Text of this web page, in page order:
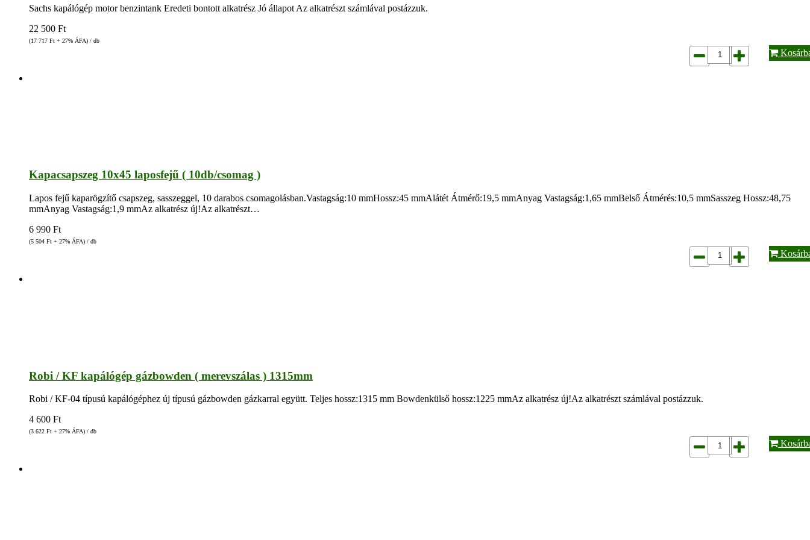
Sachs kapálógép motor benzintank Eredeti bontott alkatrész Jó állapot Az alkatrészt számlával postázzuk.
22 500 Ft
(17 717 Ft + 27% ÁFA) / db
Kapacsapszeg 10x45 laposfejű ( 10db/csomag )
Lapos fejű kaparögzítő csapszeg, sasszeggel, 10 darabos csomagolásban.Vastagság:10 mmHossz:45 mmAlátét Átmérő:19,5 mmAnyag Vastagság:1,65 mmBelső Átmérés:10,5 mmSasszeg Hossz:48,75
mmAnyag Vastagság:1,9 mmAz alkatrész új!Az alkatrészt…
6 990 Ft
(5 504 Ft + 27% ÁFA) / db
Robi / KF kapálógép gázbowden ( merevszálas ) 1315mm
Robi / KF-04 típusú kapálógéphez új típusú gázbowden gázkarral együtt. Teljes hossz:1315 mm Bowdenkülső hossz:1225 mmAz alkatrész új!Az alkatrészt számlával postázzuk.
4 600 Ft
(3 622 Ft + 27% ÁFA) / db